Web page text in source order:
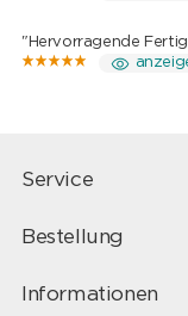
"Hervorragende
Service
Bestellung
Informationen